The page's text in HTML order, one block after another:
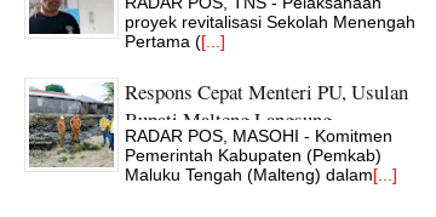
Pekerjaan Sesuai Kontrak
proyek revitalisasi Sekolah Menengah
Pertama ([...]
Respons Cepat Menteri PU, Usulan
Bupati Malteng Langsung
Ditindaklanjuti BWS Maluku
RADAR POS, MASOHI - Komitmen
Pemerintah Kabupaten (Pemkab)
Maluku Tengah (Malteng) dalam[...]